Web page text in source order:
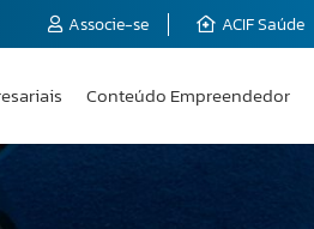
Associe-se ACIF Saúde
Conteúdo Empreendedor